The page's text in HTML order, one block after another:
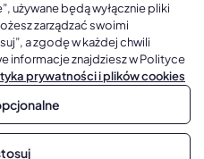
Kalendarze czterodzielne
Kalendarze Wieloplanszowe
Kalendarze Wielopanszowe, Plakatowe
używane będą wyłącznie pliki
zarządzać swoimi
a zgodę w każdej chwili
informacje znajdziesz w Polityce
prywatności i plików cookies